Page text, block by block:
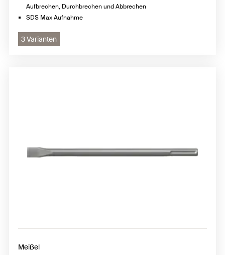
Aufbrechen, Durchbrechen und Abbrechen
SDS Max Aufnahme
3 Varianten
Meißel